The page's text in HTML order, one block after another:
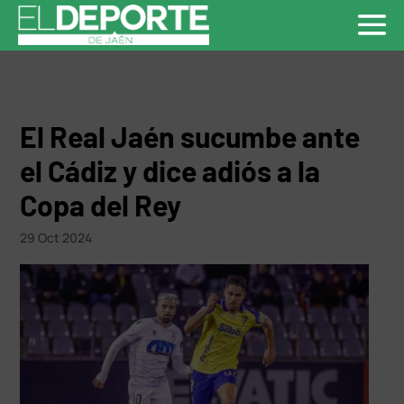
El Real Jaén sucumbe ante
el Cádiz y dice adiós a la
Copa del Rey
29 Oct 2024